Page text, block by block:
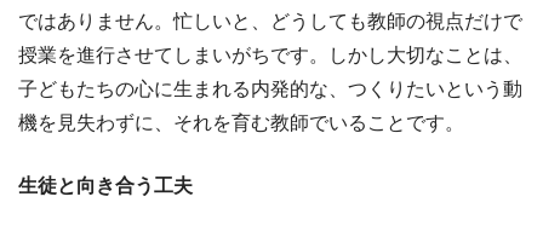
ではありません。忙しいと、どうしても教師の視点だけで
授業を進行させてしまいがちです。しかし大切なことは、
子どもたちの心に生まれる内発的な、つくりたいという動
機を見失わずに、それを育む教師でいることです。
生徒と向き合う工夫